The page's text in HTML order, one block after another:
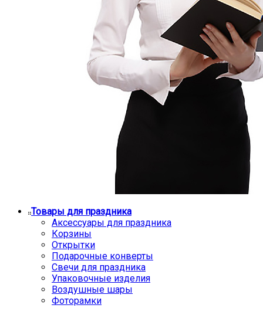
Товары для праздника
Аксессуары для праздника
Корзины
Открытки
Подарочные конверты
Свечи для праздника
Упаковочные изделия
Воздушные шары
Фоторамки